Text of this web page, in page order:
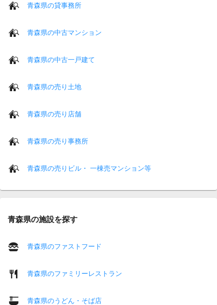
青森県の貸事務所
青森県の中古マンション
青森県の中古一戸建て
青森県の売り土地
青森県の売り店舗
青森県の売り事務所
青森県の売りビル・ 一棟売マンション等
青森県の施設を探す
青森県のファストフード
青森県のファミリーレストラン
青森県のうどん・そば店